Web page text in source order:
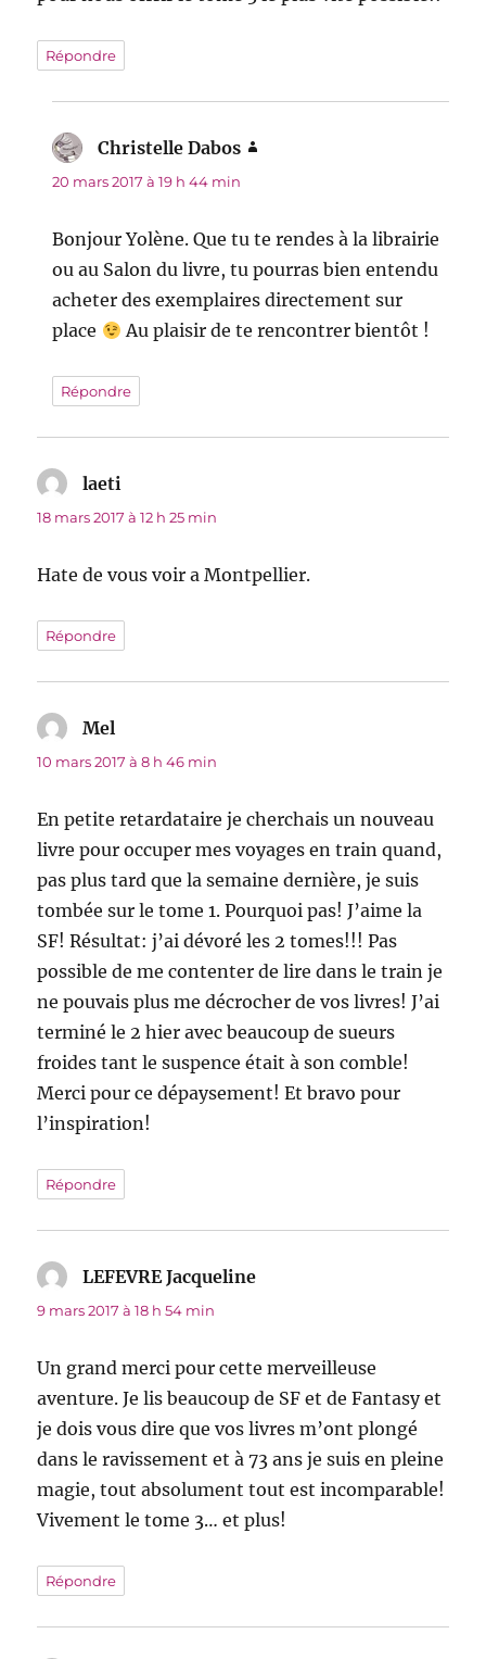
Répondre
Christelle Dabos
20 mars 2017 à 19 h 44 min
Bonjour Yolène. Que tu te rendes à la librairie
ou au Salon du livre, tu pourras bien entendu
acheter des exemplaires directement sur
place
Au plaisir de te rencontrer bientôt !
Répondre
laeti
18 mars 2017 à 12 h 25 min
Hate de vous voir a Montpellier.
Répondre
Mel
10 mars 2017 à 8 h 46 min
En petite retardataire je cherchais un nouveau
livre pour occuper mes voyages en train quand,
pas plus tard que la semaine dernière, je suis
tombée sur le tome 1. Pourquoi pas! J’aime la
SF! Résultat: j’ai dévoré les 2 tomes!!! Pas
possible de me contenter de lire dans le train je
ne pouvais plus me décrocher de vos livres! J’ai
terminé le 2 hier avec beaucoup de sueurs
froides tant le suspence était à son comble!
Merci pour ce dépaysement! Et bravo pour
l’inspiration!
Répondre
LEFEVRE Jacqueline
9 mars 2017 à 18 h 54 min
Un grand merci pour cette merveilleuse
aventure. Je lis beaucoup de SF et de Fantasy et
je dois vous dire que vos livres m’ont plongé
dans le ravissement et à 73 ans je suis en pleine
magie, tout absolument tout est incomparable!
Vivement le tome 3… et plus!
Répondre